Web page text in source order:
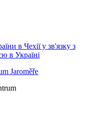
в Чехії у зв'язку з
в Україні
Jaroměře